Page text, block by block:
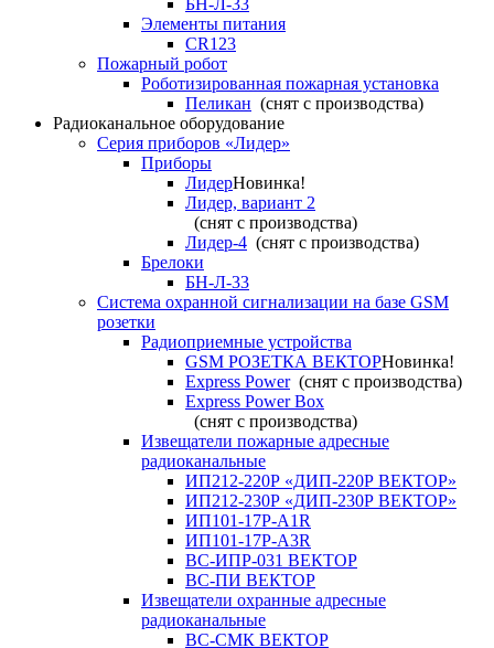
БН-Л-33
Элементы питания
CR123
Пожарный робот
Роботизированная пожарная установка
Пеликан (снят с производства)
Радиоканальное оборудование
Серия приборов «Лидер»
Приборы
ЛидерНовинка!
Лидер, вариант 2
(снят с производства)
Лидер-4 (снят с производства)
Брелоки
БН-Л-33
Система охранной сигнализации на базе GSM
розетки
Радиоприемные устройства
GSM РОЗЕТКА ВЕКТОРНовинка!
Express Power(снят с производства)
Express Power Box
(снят с производства)
Извещатели пожарные адресные
радиоканальные
ИП212-220Р «ДИП-220Р ВЕКТОР»
ИП212-230Р «ДИП-230Р ВЕКТОР»
ИП101-17Р-A1R
ИП101-17Р-A3R
ВС-ИПР-031 ВЕКТОР
ВС-ПИ ВЕКТОР
Извещатели охранные адресные
радиоканальные
ВС-СМК ВЕКТОР